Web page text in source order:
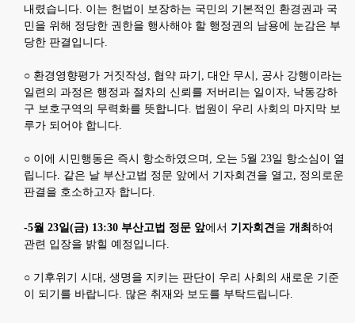
내렸습니다. 이는 헌법이 보장하는 국민의 기본적인 환경권과 국
민을 위해 정당한 권한을 행사해야 할 행정권의 남용에 눈감은 부
당한 판결입니다.
○ 환경영향평가 거짓작성 , 협약 파기 , 대안 무시 , 공사 강행이라는
일련의 과정은 행정과 절차의 신뢰를 저버리는 일이자, 낙동강하
구 보호구역의 무력화를 뜻합니다. 법원이 우리 사회의 마지막 보
루가 되어야 합니다.
○ 이에 시민행동은 즉시 항소하였으며 , 오는 5월 23일 항소심이 열
립니다. 같은 날 부산고법 정문 앞에서 기자회견을 열고, 정의로운
판결을 호소하고자 합니다.
-5월 23일(금) 13:30 부산고법 정문 앞에서 기자회견을 개최 하여
관련 입장을 밝힐 예정입니다.
○ 기후위기 시대 , 생명을 지키는 판단이 우리 사회의 새로운 기준
이 되기를 바랍니다. 많은 취재와 보도를 부탁드립니다.